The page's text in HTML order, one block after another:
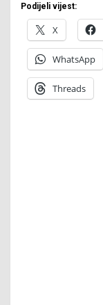
Podijeli vijest:
X
WhatsApp
Threads